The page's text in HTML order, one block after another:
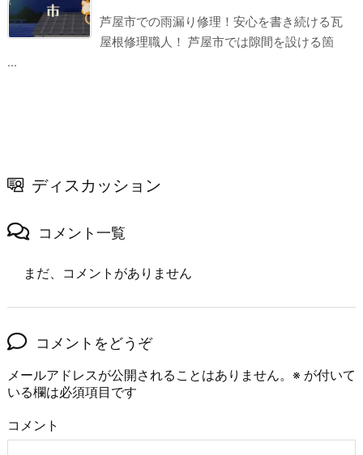
芦屋市での雨漏り修理！安心を書き続ける瓦
屋根修理職人！ 芦屋市では隙間を設ける箇
...
ディスカッション
コメント一覧
まだ、コメントがありません
コメントをどうぞ
メールアドレスが公開されることはありません。 ※ が付いて
いる欄は必須項目です
コメント